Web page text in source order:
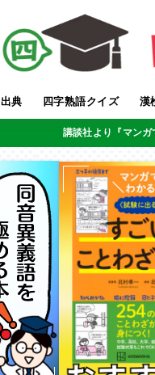
典 四字熟語クイズ 漢
講談社より『マン